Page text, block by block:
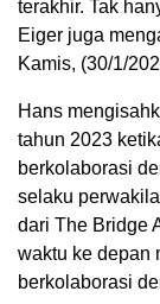
terakhir. Tak
Eiger juga
Kamis, (30/1/
Hans
tahun 2023
berkolaborasi
selaku
dari The Bridge
waktu ke depan
berkolaborasi